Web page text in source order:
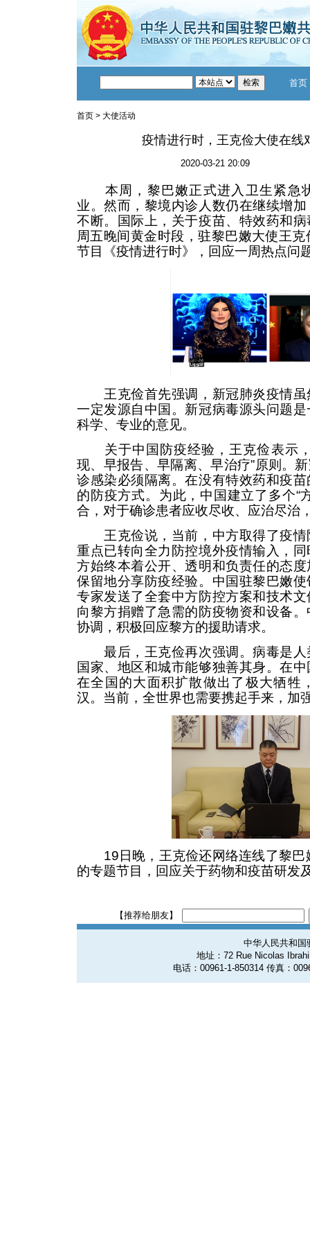
首页
首页 > 大使活动
疫情进行时，王克俭大使在线
2020-03-21 20:09
本周，黎巴嫩正式进入卫生紧急
业。然而，黎境内诊人数仍在继续增
不断。国际上，关于疫苗、特效药和
周五晚间黄金时段，驻黎巴嫩大使王
节目《疫情进行时》，回应一周热点问
王克俭首先强调，新冠肺炎疫情虽
一定发源自中国。新冠病毒源头问题
科学、专业的意见。
关于中国防疫经验，王克俭表示，
现、早报告、早隔离、早治疗”原则。
诊感染必须隔离。在没有特效药和疫
的防疫方式。为此，中国建立了多个“
合，对于确诊患者应收尽收、应治尽治
王克俭说，当前，中方取得了疫情
重点已转向全力防控境外疫情输入，
方始终本着公开、透明和负责任的态
保留地分享防疫经验。中国驻黎巴嫩
专家发送了全套中方防控方案和技术
向黎方捐赠了急需的防疫物资和设备
协调，积极回应黎方的援助请求。
最后，王克俭再次强调。病毒是人
国家、地区和城市能够独善其身。在
在全国的大面积扩散做出了极大牺牲
汉。当前，全世界也需要携起手来，加
19日晚，王克俭还网络连线了黎巴
的专题节目，回应关于药物和疫苗研发
【推荐给朋友】
中华人民共和国
地址：72 Rue Nicolas
电话：00961-1-850314 传真：